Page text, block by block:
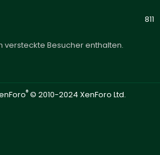
811
versteckte Besucher enthalten.
® © 2010-2024 XenForo Ltd.